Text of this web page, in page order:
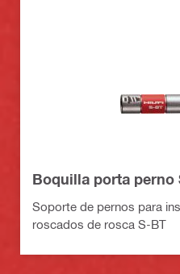
Boquilla porta perno
Soporte de pernos para
roscados de rosca S-BT